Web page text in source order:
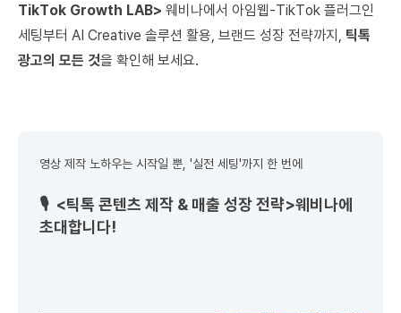
TikTok Growth LAB> 웨비나에서 아임웹-TikTok 플러그인
세팅부터 AI Creative 솔루션 활용, 브랜드 성장 전략까지, 틱톡
광고의 모든 것을 확인해 보세요.
영상 제작 노하우는 시작일 뿐, '실전 세팅'까지 한 번에
🎙️ <틱톡 콘텐츠 제작 & 매출 성장 전략>웨비나에
초대합니다!